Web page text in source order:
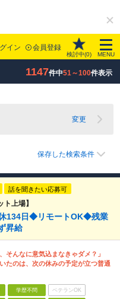
イン 会員登録
検討中(0) MENU
1147件中51～100件表示
変更
保存した検索条件
話を聞きたい応募可
上場】
134日◆リモートOK◆残業
昇給
そんなに意気込まなきゃダメ？」
たのは、次の休みの予定が立つ普通
学歴不問 ベテランOK